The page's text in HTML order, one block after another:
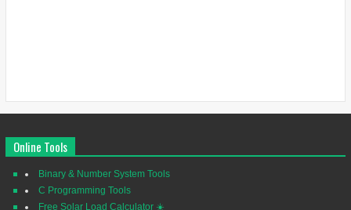
Online Tools
Binary & Number System Tools
C Programming Tools
Free Solar Load Calculator ☀️